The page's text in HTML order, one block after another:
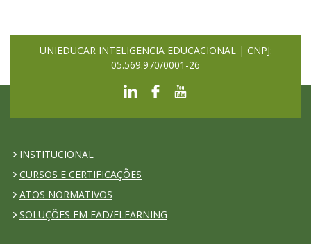
UNIEDUCAR INTELIGENCIA EDUCACIONAL | CNPJ:
05.569.970/0001-26
INSTITUCIONAL
CURSOS E CERTIFICAÇÕES
ATOS NORMATIVOS
SOLUÇÕES EM EAD/ELEARNING